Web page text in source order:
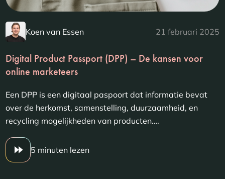
Koen van Essen 21 februari 2025
Digital Product Passport (DPP) – De kansen voor
online marketeers
Een DPP is een digitaal paspoort dat informatie bevat
over de herkomst, samenstelling, duurzaamheid, en
recycling mogelijkheden van producten….
5 minuten lezen